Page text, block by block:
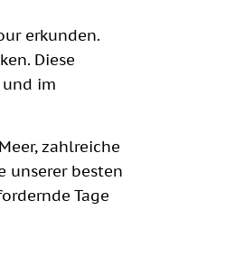
erkunden.
Diese
im
zahlreiche
unserer besten
Tage